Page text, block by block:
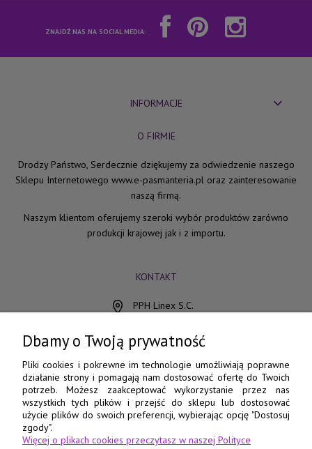
ZNAJDŹ NAS NA SOCIAL MEDIA:
INFORMACJE
O FIRMIE
Drodzy Państwo, Serdecznie dziękujemy za odwiedzenie naszego
Sklepu Internetowego www.e-pasmanteria.pl oraz zainteresowanie
naszą firmą.
Naszym klientom oferujemy szeroki wybór produktów zarówno
produkcji krajowej jak i z importu.
KONTAKT
PPH Linex S.C.
85-078 Bydgoszcz
798 560 760
52 345 73 17
e-pasmanteria@e-pasmanteria.home.pl
8:00 - 16:00
Dbamy o Twoją prywatność
Pliki cookies i pokrewne im technologie umożliwiają poprawne
działanie strony i pomagają nam dostosować ofertę do Twoich
potrzeb. Możesz zaakceptować wykorzystanie przez nas
wszystkich tych plików i przejść do sklepu lub dostosować
użycie plików do swoich preferencji, wybierając opcję "Dostosuj
zgody".
Więcej o plikach cookies przeczytasz w naszej Polityce